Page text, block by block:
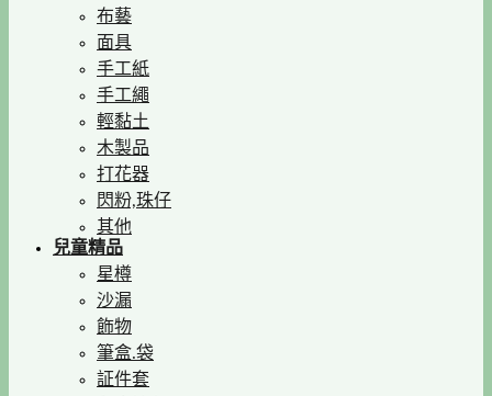
布藝
面具
手工紙
手工繩
輕黏土
木製品
打花器
閃粉,珠仔
其他
兒童精品
星樽
沙漏
飾物
筆盒.袋
証件套